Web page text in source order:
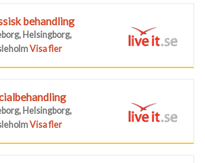
behandling
Helsingborg,
Visa fler
Helsingborg,
Visa fler